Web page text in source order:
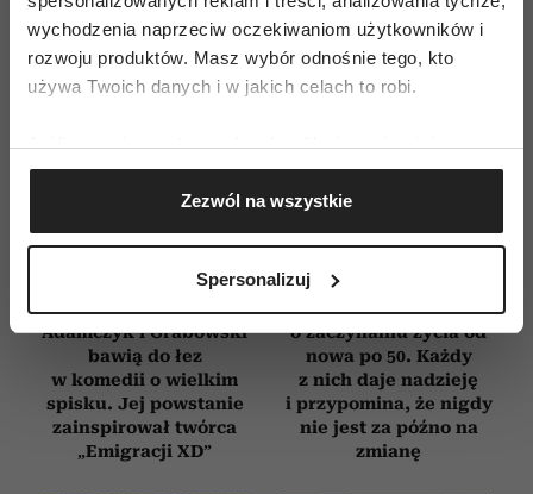
wychodzenia naprzeciw oczekiwaniom użytkowników i
rozwoju produktów. Masz wybór odnośnie tego, kto
używa Twoich danych i w jakich celach to robi.
Jeśli wyrazisz na to zgodę, chcielibyśmy również:
Gromadzić dane dotyczące Twojej lokalizacji
geograficznej z dokładnością nawet do kilku metrów
Identyfikować Twoje urządzenie, aktywnie
(fingerprinting, czyli wirtualny odcisk palca)
dane są przetwarzane oraz ustaw własne preferencje w
sekcji szczegółów. W Deklaracji plików cookie możesz
zmienić lub wycofać swoją zgodę w dowolnej chwili.
Wykorzystujemy pliki cookie do spersonalizowania treści
Zezwól na wszystkie
Spersonalizuj
Woronowicz,
Adamczyk i Grabowski
bawią do łez
w komedii o wielkim
spisku. Jej powstanie
zainspirował twórca
„Emigracji XD”
Najpiękniejsze filmy
o zaczynaniu życia od
nowa po 50. Każdy
z nich daje nadzieję
i przypomina, że nigdy
nie jest za późno na
zmianę